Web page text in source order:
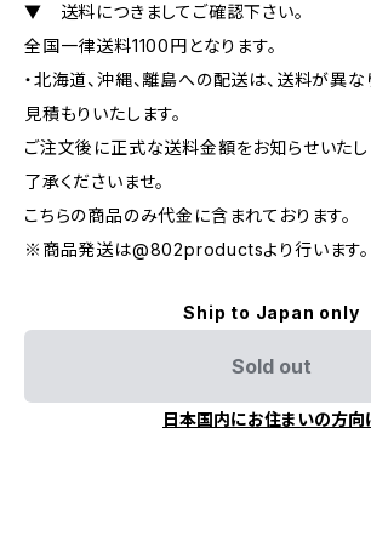
▼ 送料につきましてご確認下さい。
全国一律送料1100円となります。
・北海道、沖縄、離島への配送は、送料が異な
見積もりいたします。
ご注文後に正式な送料金額をお知らせいたし
了承くださいませ。
こちらの商品のみ代金に含まれております。
※商品発送は@802productsより行います。
Ship to Japan only
Sold out
日本国内にお住まいの方向